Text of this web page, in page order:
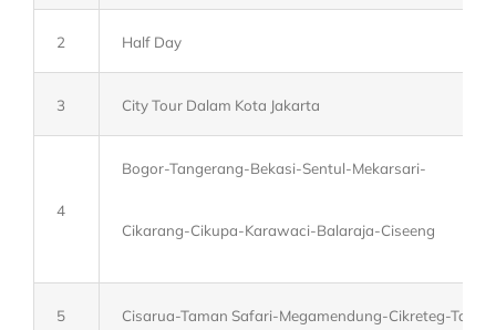
2 Half Day
3 City Tour Dalam Kota Jakarta
4
Bogor-Tangerang-Bekasi-Sentul-Mekarsari-
Cikarang-Cikupa-Karawaci-Balaraja-Ciseeng
5 Cisarua-Taman Safari-Megamendung-Cikreteg-